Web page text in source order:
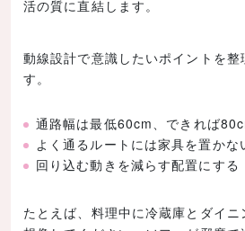
活の質に直結します。
動線設計で意識したいポイントを
す。
通路幅は最低60cm、できれば
よく通るルートには家具を置かな
回り込む動きを減らす配置にする
たとえば、料理中に冷蔵庫とダイ